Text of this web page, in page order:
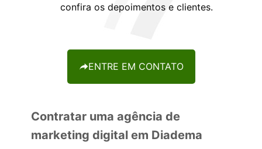
confira os depoimentos e clientes.
ENTRE EM CONTATO
Contratar uma agência de
marketing digital em Diadema